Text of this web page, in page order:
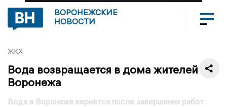
ВОРОНЕЖСКИЕ
НОВОСТИ
ЖКХ
Вода возвращается в дома жителей
Воронежа
Вода в Воронеже вернётся после завершения работ